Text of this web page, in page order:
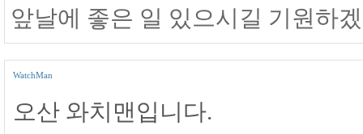
앞날에 좋은 일 있으시길 기원하
WatchMan
오산 와치맨입니다.